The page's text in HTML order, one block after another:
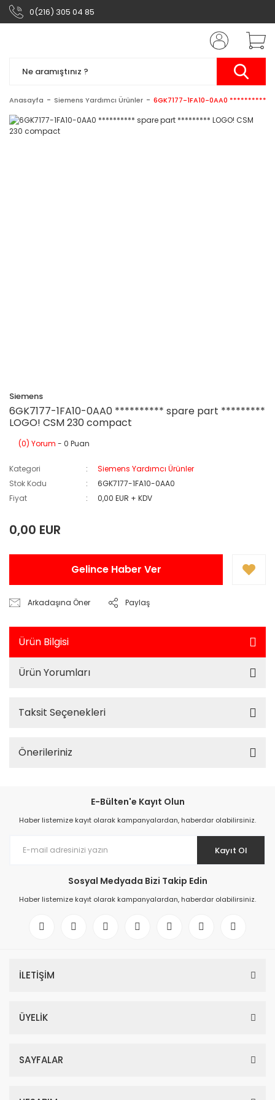
0(216) 305 04 85
Anasayfa Siemens Yardımcı Ürünler 6GK7177-1FA10-0AA0 **********
Siemens
6GK7177-1FA10-0AA0 ********** spare part *********
LOGO! CSM 230 compact
(0) Yorum - 0 Puan
Kategori
Siemens Yardımcı Ürünler
Stok Kodu
6GK7177-1FA10-0AA0
Fiyat
0,00 EUR + KDV
0,00 EUR
Gelince Haber Ver
Arkadaşına Öner Paylaş
Ürün Bilgisi
Ürün Yorumları
Taksit Seçenekleri
Önerileriniz
E-Bülten'e Kayıt Olun
Haber listemize kayıt olarak kampanyalardan, haberdar olabilirsiniz.
Kayıt Ol
Sosyal Medyada Bizi Takip Edin
Haber listemize kayıt olarak kampanyalardan, haberdar olabilirsiniz.
İLETİŞİM
ÜYELİK
SAYFALAR